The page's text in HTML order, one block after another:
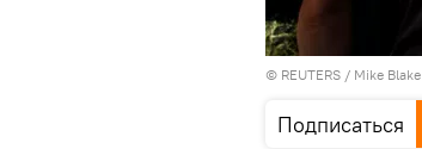
© REUTERS / Mike Blake
Подписаться